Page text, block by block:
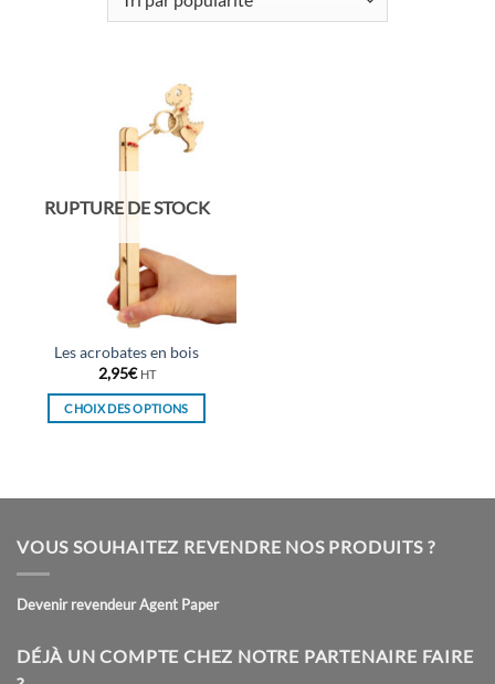
RUPTURE DE STOCK
Les acrobates en bois
2,95€ HT
CHOIX DES OPTIONS
plusieurs
Les
peuvent
sur
VOUS SOUHAITEZ REVENDRE NOS PRODUITS ?
Devenir revendeur Agent Paper
DÉJÀ UN COMPTE CHEZ NOTRE PARTENAIRE FAIRE